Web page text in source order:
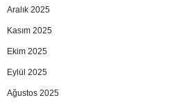
Aralık 2025
Kasım 2025
Ekim 2025
Eylül 2025
Ağustos 2025